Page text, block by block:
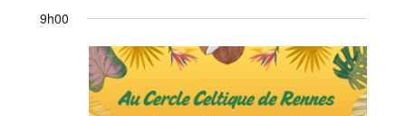
par
9h00